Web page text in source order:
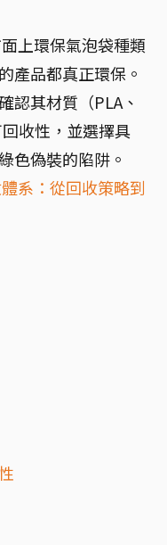
上環保氣泡袋種類
產品都真正環保。
認其材質（PLA、
收性，並選擇具
色偽裝的陷阱。
系：從回收策略到